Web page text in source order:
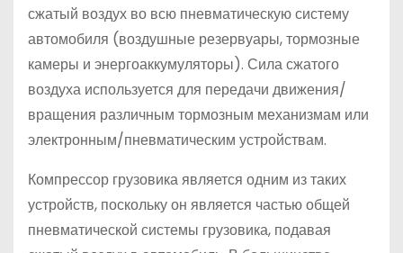
сжатый воздух во всю пневматическую систему
автомобиля (воздушные резервуары, тормозные
камеры и энергоаккумуляторы). Сила сжатого
воздуха используется для передачи движения/
вращения различным тормозным механизмам или
электронным/пневматическим устройствам.
Компрессор грузовика является одним из таких
устройств, поскольку он является частью общей
пневматической системы грузовика, подавая